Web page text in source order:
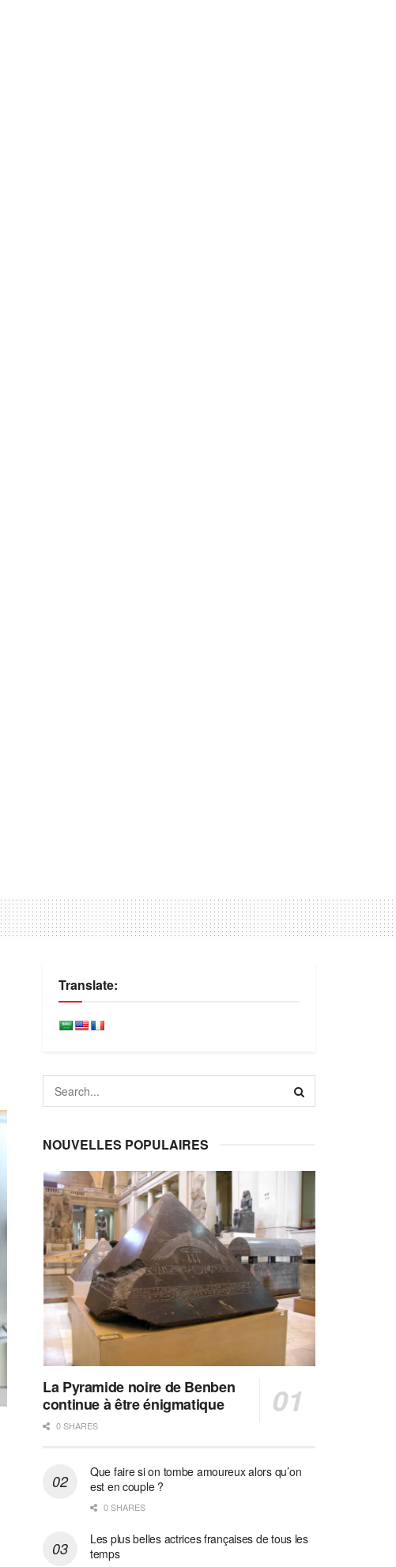
Translate:
NOUVELLES POPULAIRES
La Pyramide noire de Benben
continue à être énigmatique
0 SHARES
Que faire si on tombe amoureux alors qu’on
est en couple ?
0 SHARES
Les plus belles actrices françaises de tous les
temps